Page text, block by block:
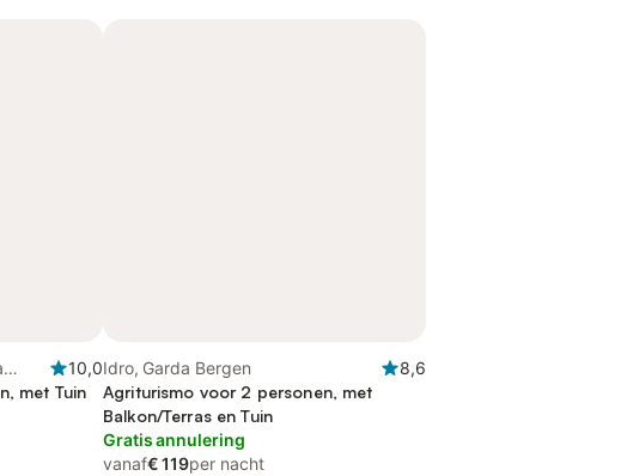
10,0
met Tuin
Idro, Garda Bergen
8,6
Agriturismo voor 2 personen, met
Balkon/Terras en Tuin
Gratis annulering
vanaf€ 119per nacht